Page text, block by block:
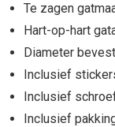
Te zagen
Hart-op-hart
Diameter
Inclusief
Inclusief
Inclusief